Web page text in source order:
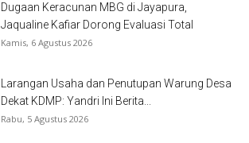
Dugaan Keracunan MBG di Jayapura,
Jaqualine Kafiar Dorong Evaluasi Total
Kamis, 6 Agustus 2026
Larangan Usaha dan Penutupan Warung Desa
Dekat KDMP: Yandri Ini Berita...
Rabu, 5 Agustus 2026